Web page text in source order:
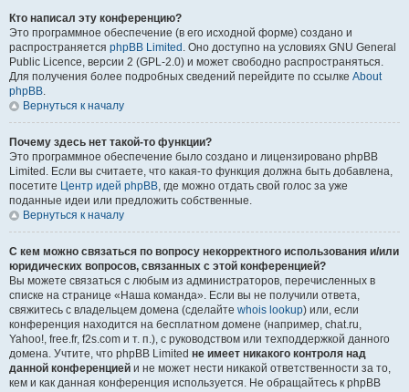
Кто написал эту конференцию?
Это программное обеспечение (в его исходной форме) создано и
распространяется phpBB Limited . Оно доступно на условиях GNU General
Public Licence, версии 2 (GPL-2.0) и может свободно распространяться.
Для получения более подробных сведений перейдите по ссылке About
phpBB.
Вернуться к началу
Почему здесь нет такой-то функции?
Это программное обеспечение было создано и лицензировано phpBB
Limited. Если вы считаете, что какая-то функция должна быть добавлена,
посетите Центр идей phpBB, где можно отдать свой голос за уже
поданные идеи или предложить собственные.
Вернуться к началу
С кем можно связаться по вопросу некорректного использования и/или
юридических вопросов, связанных с этой конференцией?
Вы можете связаться с любым из администраторов, перечисленных в
списке на странице «Наша команда». Если вы не получили ответа,
свяжитесь с владельцем домена (сделайте whois lookup) или, если
конференция находится на бесплатном домене (например, chat.ru,
Yahoo!, free.fr, f2s.com и т. п.), с руководством или техподдержкой данного
домена. Учтите, что phpBB Limited не имеет никакого контроля над
данной конференцией и не может нести никакой ответственности за то,
кем и как данная конференция используется. Не обращайтесь к phpBB